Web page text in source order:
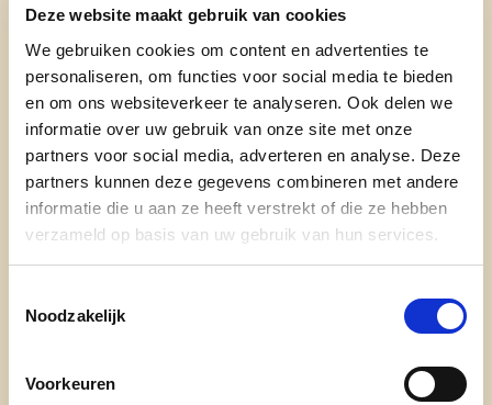
Deze website maakt gebruik van cookies
We gebruiken cookies om content en advertenties te
personaliseren, om functies voor social media te bieden
en om ons websiteverkeer te analyseren. Ook delen we
informatie over uw gebruik van onze site met onze
partners voor social media, adverteren en analyse. Deze
partners kunnen deze gegevens combineren met andere
informatie die u aan ze heeft verstrekt of die ze hebben
verzameld op basis van uw gebruik van hun services.
Noodzakelijk
Voorkeuren
Academie voor Muziek, Woord en Dans.
Erfgoed
Continuïteit van de werking van de
Erfgoedraad; inclusief logistieke
ondersteuning.
De Erfgoedraad in een vroege fase betrekken
Vrijwilligerswerking verder ondersteunen.
Steunen van gemeentelijke en